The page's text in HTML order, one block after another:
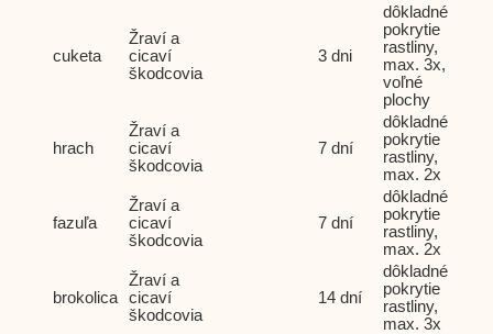
cuketa
Žraví a
cicaví
škodcovia
3 dni
dôkladné
pokrytie
rastliny,
max. 3x,
voľné
plochy
hrach
Žraví a
cicaví
škodcovia
7 dní
dôkladné
pokrytie
rastliny,
max. 2x
fazuľa
Žraví a
cicaví
škodcovia
7 dní
dôkladné
pokrytie
rastliny,
max. 2x
brokolica
Žraví a
cicaví
škodcovia
14 dní
dôkladné
pokrytie
rastliny,
max. 3x